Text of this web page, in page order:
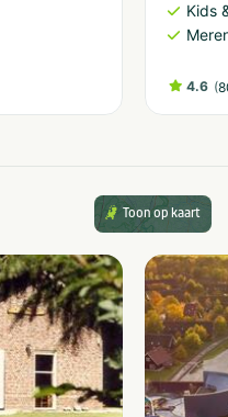
Kids
4.6 (
Toon op kaart